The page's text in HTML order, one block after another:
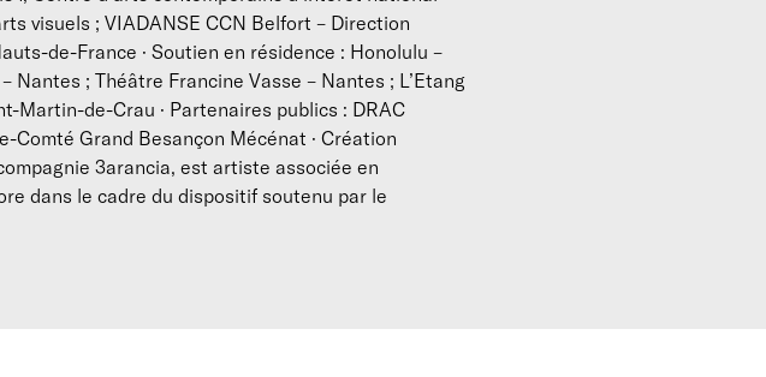
Tunisie, Égypte, Palestine, Espagne et en Afrique du Sud, avec notamment Nawal
Skandrani, Lucky Kele, Mithkal Alzghair. Elle est interprète pour Phia Ménard dans
Sèche(création 2018) et interprète en solo pourArt. 13
Depuis dix ans, son travail de création explore la question des corps féminins et de leurs
paroles dans nos sociétés contemporaines.
Elle déploie une recherche en danse qui articule fasciapulsologie® et qualité de
à la performance. Ce processus s'inscrit dans un dispositif « au long court » en
visuels ; VIADANSE CCN Belfort – Direction
de-France · Soutien en résidence : Honolulu –
; Théâtre Francine Vasse – Nantes ; L’Etang
Martin-de-Crau · Partenaires publics : DRAC
Comté Grand Besançon Mécénat · Création
3arancia, est artiste associée en
dans le cadre du dispositif soutenu par le